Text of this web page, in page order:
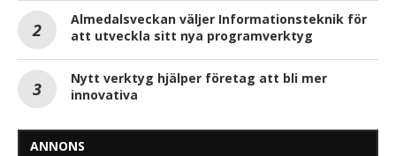
Almedalsveckan väljer Informationsteknik för
att utveckla sitt nya programverktyg
Nytt verktyg hjälper företag att bli mer
innovativa
ANNONS